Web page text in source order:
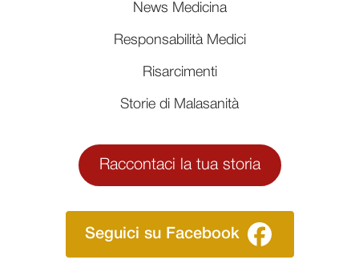
News Medicina
Responsabilità Medici
Risarcimenti
Storie di Malasanità
Raccontaci la tua storia
Seguici su Facebook